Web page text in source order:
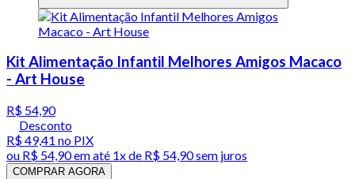
Kit Alimentação Infantil Melhores Amigos Macaco
- Art House
R$ 54,90
Desconto
R$ 49,41 no PIX
ou R$ 54,90em até 1x de R$ 54,90sem juros
COMPRAR AGORA